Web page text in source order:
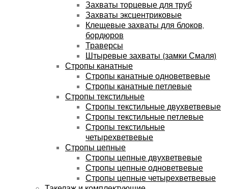
Захваты торцевые для труб
Захваты эксцентриковые
Клещевые захваты для блоков,
бордюров
Траверсы
Штыревые захваты (замки Смаля)
Стропы канатные
Стропы канатные одноветвевые
Стропы канатные петлевые
Стропы текстильные
Стропы текстильные двухветвевые
Стропы текстильные петлевые
Стропы текстильные
четырехветвевые
Стропы цепные
Стропы цепные двухветвевые
Стропы цепные одноветвевые
Стропы цепные четырехветвевые